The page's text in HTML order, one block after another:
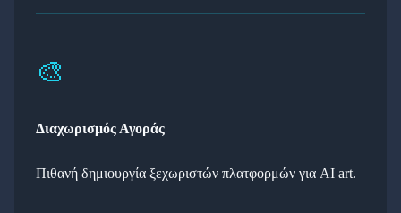
🎨
Διαχωρισμός Αγοράς
Πιθανή δημιουργία ξεχωριστών πλατφορμών για AI art.